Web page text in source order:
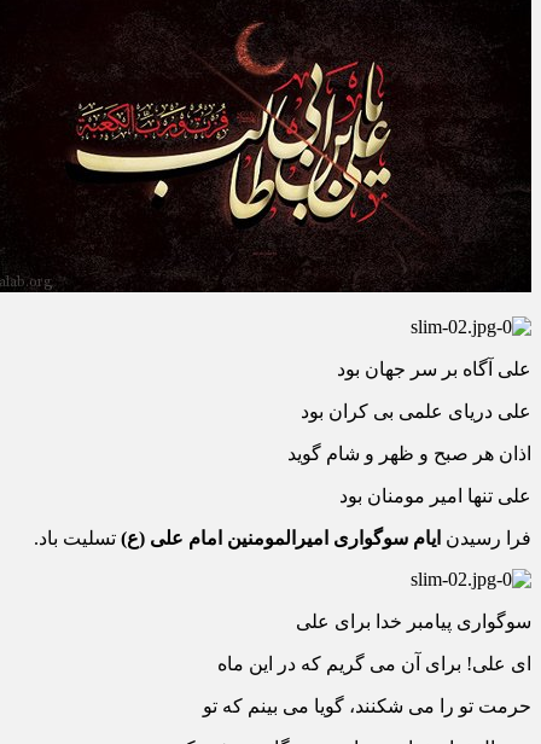
علی آگاه بر سر جهان بود
علی دریای علمی بی کران بود
اذان هر صبح و ظهر و شام گوید
علی تنها امیر مومنان بود
فرا رسیدن ایام سوگواری امیرالمومنین امام علی (ع) تسلیت باد.
سوگواری پیامبر خدا برای علی
ای علی! برای آن می گریم که در این ماه
حرمت تو را می شکنند، گویا می بینم که تو